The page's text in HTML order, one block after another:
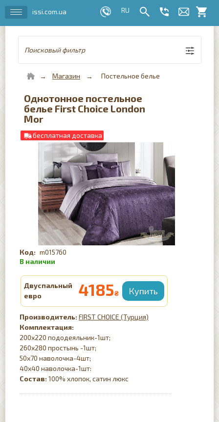
issi.com.ua
Поисковый фильтр
Магазин Постельное белье
Однотонное постельное
белье First Choice London
Mor
m015760
Двуспальный
евро
4185₴
FIRST CHOICE (Турция)
Комплектация:
200х220 пододеяльник-1шт;
260х280 простынь -1шт;
50х70 наволочка-4шт;
40х40 наволочка-1шт:
Состав: 100% хлопок, сатин люкс